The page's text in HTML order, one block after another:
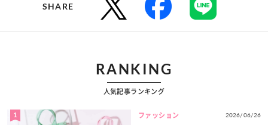
SHARE
RANKING
人気記事ランキング
1 ファッション 2026/06/26